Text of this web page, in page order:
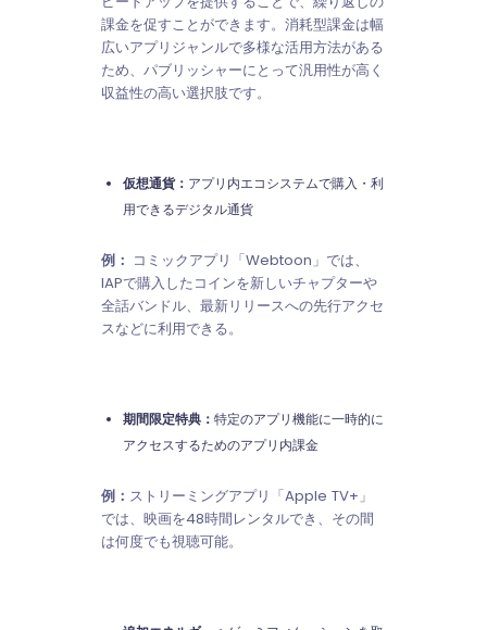
課金を促すことができます。消耗型課金は幅
広いアプリジャンルで多様な活用方法がある
ため、パブリッシャーにとって汎用性が高く
収益性の高い選択肢です。
仮想通貨： アプリ内エコシステムで購入・利
用できるデジタル通貨
例： コミックアプリ「Webtoon」では、
IAPで購入したコインを新しいチャプターや
全話バンドル、最新リリースへの先行アクセ
スなどに利用できる。
期間限定特典： 特定のアプリ機能に一時的に
アクセスするためのアプリ内課金
例： ストリーミングアプリ「Apple TV+」
では、映画を48時間レンタルでき、その間
は何度でも視聴可能。